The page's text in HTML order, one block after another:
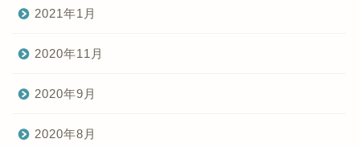
2021年1月
2020年11月
2020年9月
2020年8月